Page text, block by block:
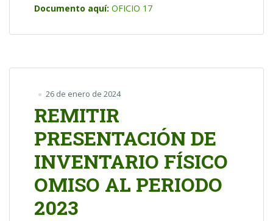
Documento aquí: OFICIO 17
26 de enero de 2024
REMITIR
PRESENTACIÓN DE
INVENTARIO FÍSICO
OMISO AL PERIODO
2023